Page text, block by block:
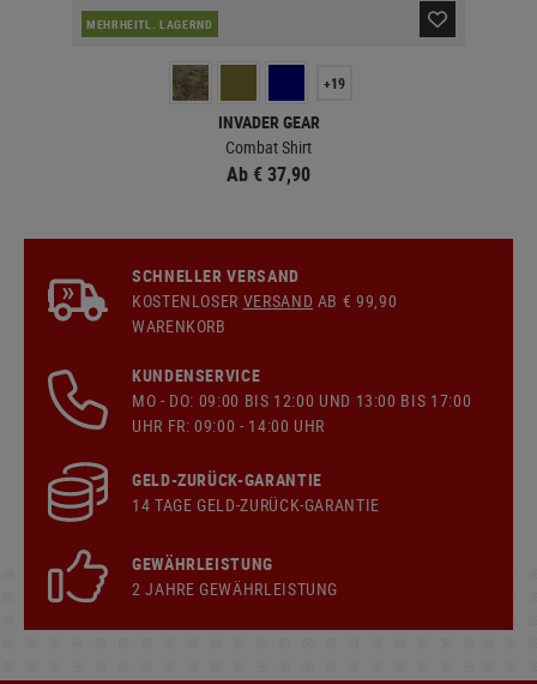
MEHRHEITL. LAGERND
+19
INVADER GEAR
Combat Shirt
Ab € 37,90
SCHNELLER VERSAND
KOSTENLOSER VERSAND AB € 99,90
WARENKORB
KUNDENSERVICE
MO - DO: 09:00 BIS 12:00 UND 13:00 BIS 17:00
UHR FR: 09:00 - 14:00 UHR
GELD-ZURÜCK-GARANTIE
14 TAGE GELD-ZURÜCK-GARANTIE
GEWÄHRLEISTUNG
2 JAHRE GEWÄHRLEISTUNG